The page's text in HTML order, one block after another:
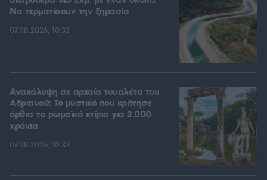
Να τερματίσουν την ξηρασία
07.08.2026, 10:32
Ανακάλυψη σε αρχαία τουαλέτα του
Αδριανού: Το μυστικό που κράτησε
όρθια τα ρωμαϊκά κτίρια για 2.000
χρόνια
07.08.2026, 10:33